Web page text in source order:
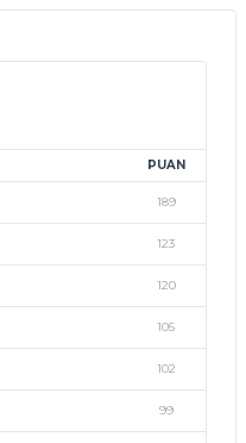
PUAN
189
123
120
105
102
99